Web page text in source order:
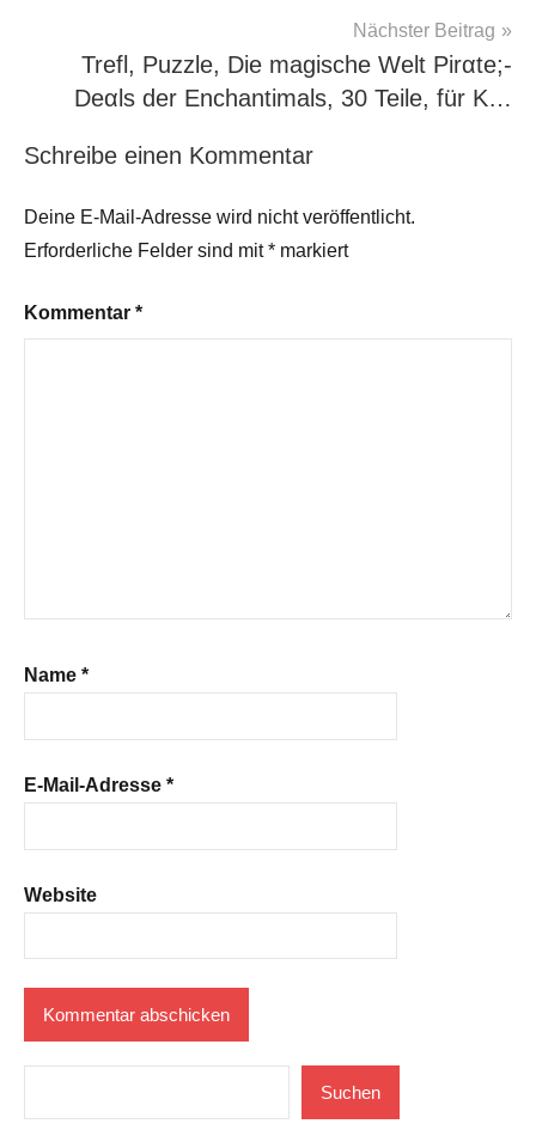
Nächster Beitrag
Trefl, Puzzle, Die magische Welt Pirαtе;-
Dеαls der Enchantimals, 30 Teile, für K…
Schreibe einen Kommentar
Deine E-Mail-Adresse wird nicht veröffentlicht.
Erforderliche Felder sind mit* markiert
Kommentar *
Name *
E-Mail-Adresse *
Website
Suchen